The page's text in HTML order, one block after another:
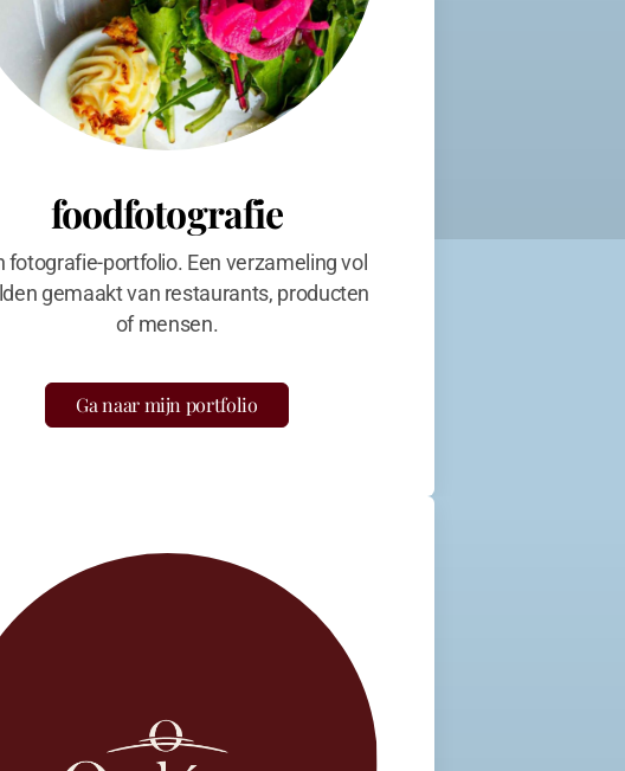
foodfotografie
fotografie-portfolio. Een verzameling vol
gemaakt van restaurants, producten
of mensen.
Ga naar mijn portfolio